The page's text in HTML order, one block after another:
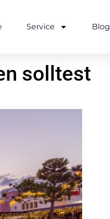
Service Blog
solltest